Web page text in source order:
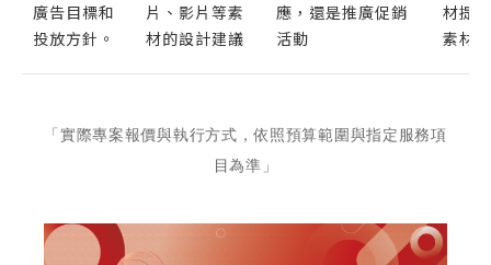
廣告目標和
投放方針。
片、影片等素
材的設計建議
應，還是推廣促銷
活動
材提
素材
「實際專案報價與執行方式，依照預算範圍與指定服務項
目為準」